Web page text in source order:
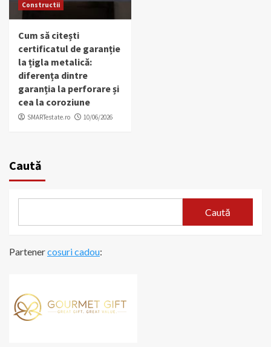
Constructii
Cum să citești
certificatul de garanție
la țigla metalică:
diferența dintre
garanția la perforare și
cea la coroziune
SMARTestate.ro 10/06/2026
Caută
Caută
Partenercosuri cadou: